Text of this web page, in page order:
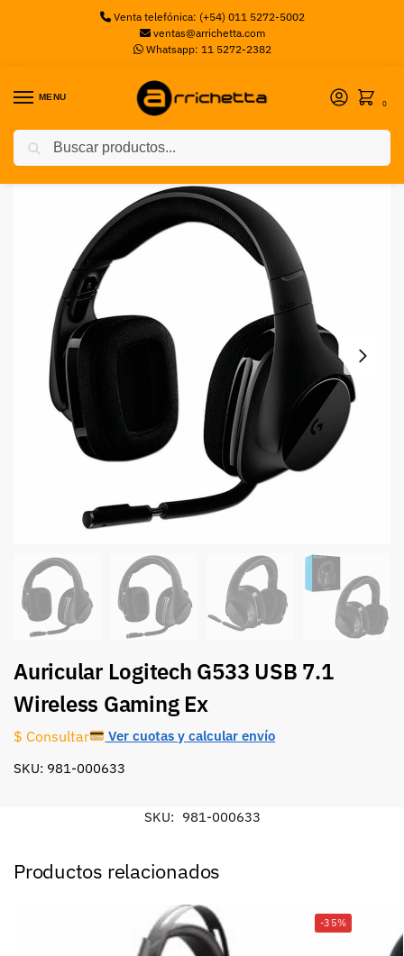
Venta telefónica: (+54) 011 5272-5002
ventas@arrichetta.com
Whatsapp: 11 5272-2382
MENU
0
Inicio Auriculares Gaming / Auricular Logitech G533 USB 7.1 Wireless Gaming Ex
Auricular Logitech G533 USB 7.1
Wireless Gaming Ex
$ Consultar Ver cuotas y calcular envío
SKU: 981-000633
SKU: 981-000633
Productos relacionados
-35%